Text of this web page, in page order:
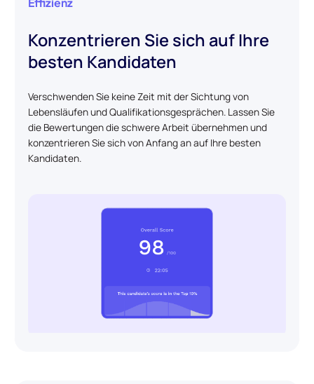
Konzentrieren Sie sich auf Ihre
besten Kandidaten
Verschwenden Sie keine Zeit mit der Sichtung von
Lebensläufen und Qualifikationsgesprächen. Lassen Sie
die Bewertungen die schwere Arbeit übernehmen und
konzentrieren Sie sich von Anfang an auf Ihre besten
Kandidaten.